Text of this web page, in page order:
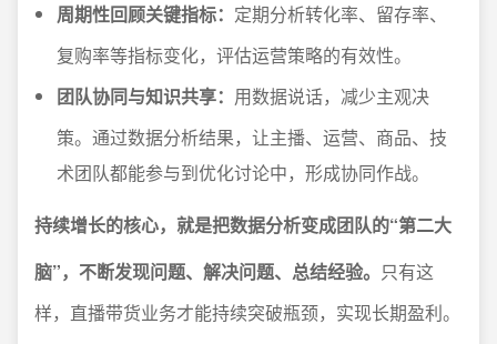
周期性回顾关键指标： 定期分析转化率、留存率、
复购率等指标变化，评估运营策略的有效性。
团队协同与知识共享： 用数据说话，减少主观决
策。通过数据分析结果，让主播、运营、商品、技
术团队都能参与到优化讨论中，形成协同作战。
持续增长的核心，就是把数据分析变成团队的“第二大
脑”，不断发现问题、解决问题、总结经验。 只有这
样，直播带货业务才能持续突破瓶颈，实现长期盈利。